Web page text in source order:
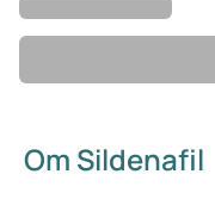
Om Sildenafil